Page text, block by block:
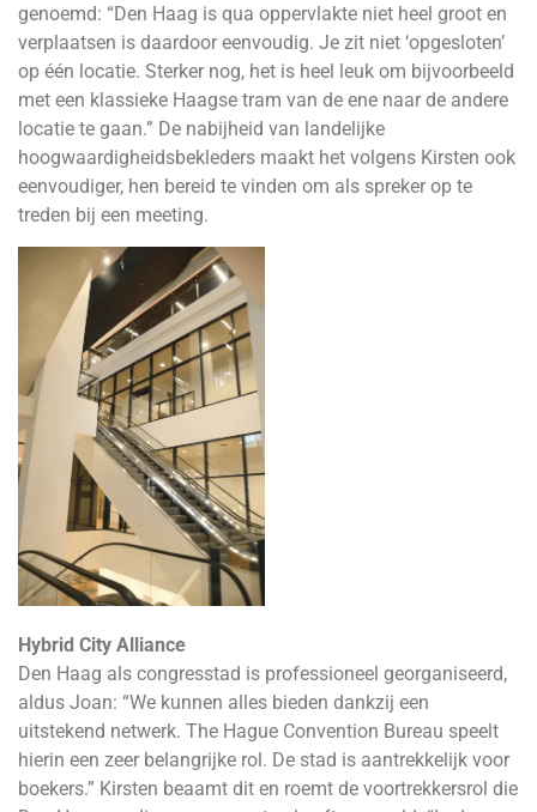
genoemd: “Den Haag is qua oppervlakte niet heel groot en
verplaatsen is daardoor eenvoudig. Je zit niet ‘opgesloten’
op één locatie. Sterker nog, het is heel leuk om bijvoorbeeld
met een klassieke Haagse tram van de ene naar de andere
locatie te gaan.” De nabijheid van landelijke
hoogwaardigheidsbekleders maakt het volgens Kirsten ook
eenvoudiger, hen bereid te vinden om als spreker op te
treden bij een meeting.
Hybrid City Alliance
Den Haag als congresstad is professioneel georganiseerd,
aldus Joan: “We kunnen alles bieden dankzij een
uitstekend netwerk. The Hague Convention Bureau speelt
hierin een zeer belangrijke rol. De stad is aantrekkelijk voor
boekers.” Kirsten beaamt dit en roemt de voortrekkersrol die